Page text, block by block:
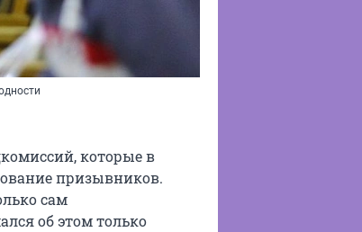
которые в
призывников.
сам
об этом только